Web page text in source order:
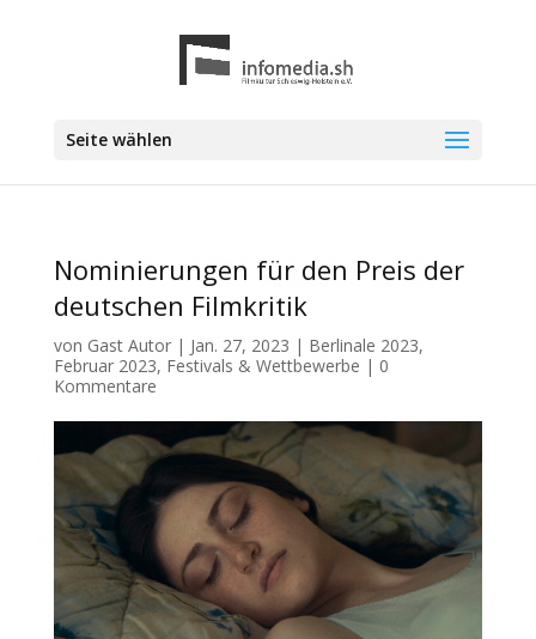
Seite wählen
Nominierungen für den Preis der
deutschen Filmkritik
von Gast Autor| Jan. 27, 2023 | Berlinale 2023,
Februar 2023, Festivals & Wettbewerbe | 0
Kommentare